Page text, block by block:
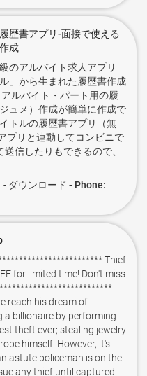
歴書アプリ-面接で使える
成
のアルバイト求人アプリ
ル」から生まれた履歴書作成
ルバイト・パート用の履
ュメ）作成が簡単に作成で
トルの履歴書アプリ（無
プリと連動してコンビニで
信したりもできるので、
- ダウンロード - Phone:
Thief
for limited time! Don't miss
reach his dream of
a billionaire by performing
theft ever; stealing jewelry
himself! However, it's
astute policeman is on the
any thief until captured!